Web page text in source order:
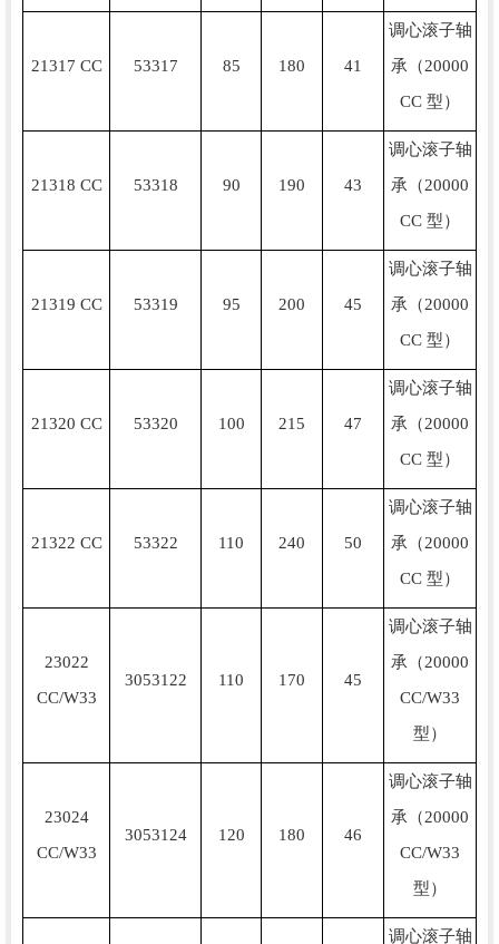
21317 CC 53317 85 180 41
调心滚子轴
承（20000
CC 型）
21318 CC 53318 90 190 43
调心滚子轴
承（20000
CC 型）
21319 CC 53319 95 200 45
调心滚子轴
承（20000
CC 型）
21320 CC 53320 100 215 47
调心滚子轴
承（20000
CC 型）
21322 CC 53322 110 240 50
调心滚子轴
承（20000
CC 型）
23022
CC/W33
3053122 110 170 45
调心滚子轴
承（20000
CC/W33
型）
23024
CC/W33
3053124 120 180 46
调心滚子轴
承（20000
CC/W33
型）
调心滚子轴